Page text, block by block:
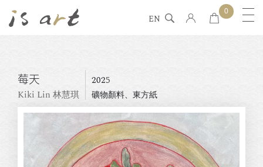
EN
0
莓天
Kiki Lin 林慧琪
2025
礦物顏料、東方紙